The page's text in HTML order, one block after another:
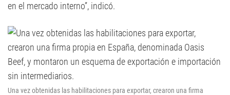
en el mercado interno”, indicó.
Una vez obtenidas las habilitaciones para exportar, crearon una firma